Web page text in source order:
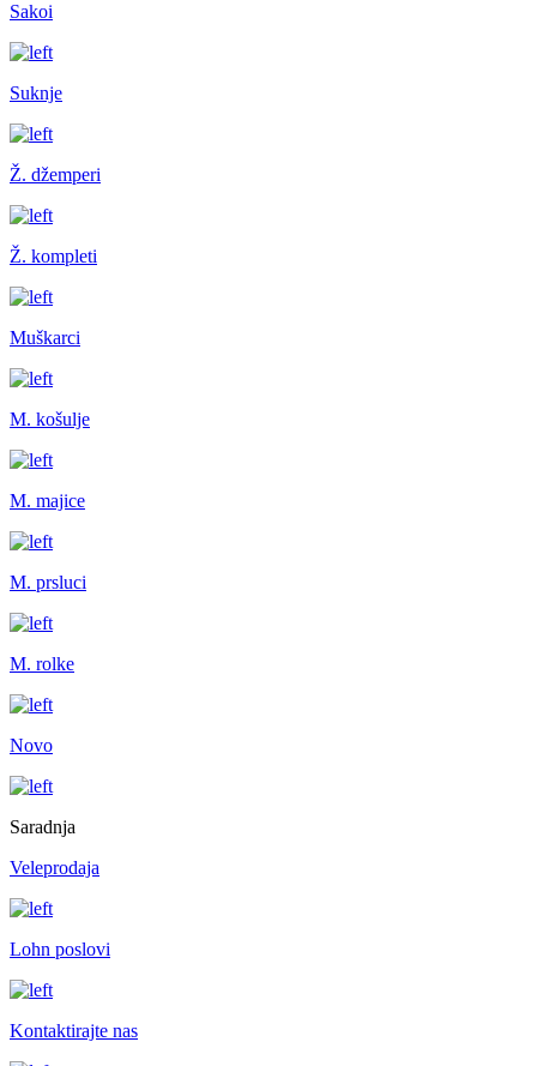
Sakoi
Suknje
Ž. džemperi
Ž. kompleti
Muškarci
M. košulje
M. majice
M. prsluci
M. rolke
Novo
Saradnja
Veleprodaja
Lohn poslovi
Kontaktirajte nas